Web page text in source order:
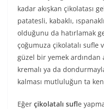
kadar akışkan çikolatası
patatesli, kabaklı,
olduğunu da hatırlamak
çoğumuza çikolatalı sufle
güzel bir yemek ardından
kremalı ya da
kalması mutluluğun ta
Eğer çikolatalı sufle